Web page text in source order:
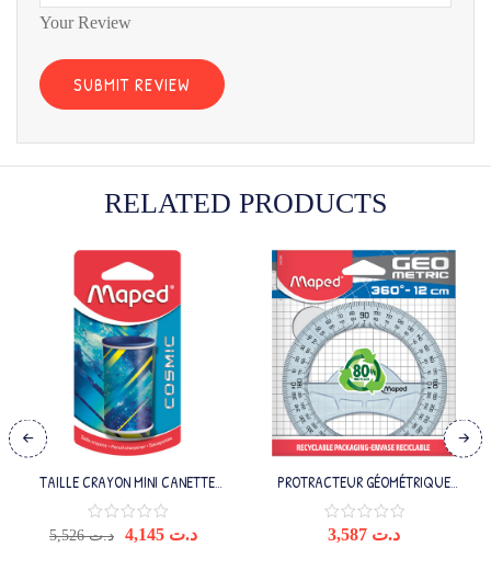
Your Review
RELATED PRODUCTS
TAILLE CRAYON MINI CANETTE
COSMIC TEENS 1TROU
د.ت5,526 د.ت
PROTRACTEUR GÉOMÉTRIQUE
360/12CM
د.ت